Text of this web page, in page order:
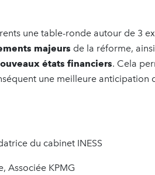
une table-ronde autour de 3
majeurs de la réforme,
états financiers. Cela
une meilleure anticipation
du cabinet INESS
Associée KPMG